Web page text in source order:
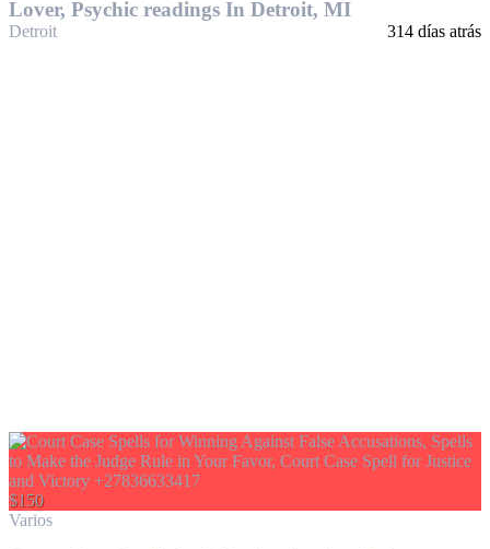
Lover, Psychic readings In Detroit, MI
Detroit 314 días atrás
$150
Varios